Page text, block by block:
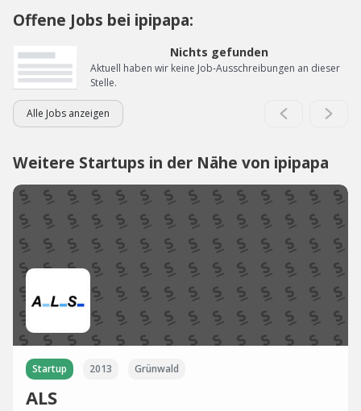
Offene Jobs bei ipipapa:
Nichts gefunden
Aktuell haben wir keine Job-Ausschreibungen an dieser
Stelle.
Alle Jobs anzeigen
Weitere Startups in der Nähe von ipipapa
Startup 2013 Grünwald
ALS